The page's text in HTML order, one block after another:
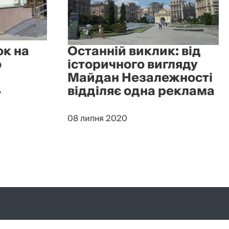
на Останній виклик: від
історичного вигляду
Майдан Незалежності
відділяє одна реклама
08 липня 2020